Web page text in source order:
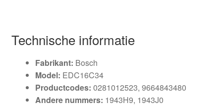
Technische informatie
Fabrikant: Bosch
Model: EDC16C34
Productcodes: 0281012523, 9664843480
Andere nummers: 1943H9, 1943J0